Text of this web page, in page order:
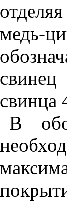
медь-
свинца
В